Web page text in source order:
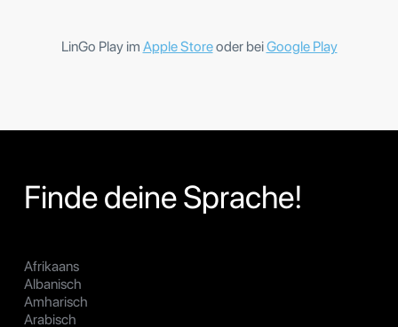
LinGo Play im Apple Storeoder beiGoogle Play
Finde deine Sprache!
Afrikaans
Albanisch
Amharisch
Arabisch